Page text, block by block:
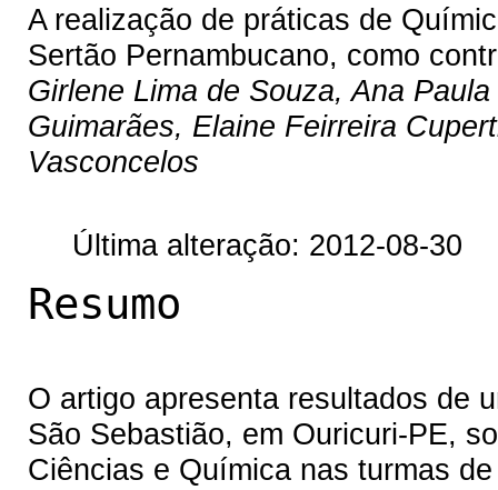
A realização de práticas de
Sertão Pernambucano, como
Girlene Lima de Souza, Ana
Guimarães, Elaine Feirreira
Vasconcelos
Última alteração: 2012-08-30
Resumo
O artigo apresenta resultados de
São Sebastião, em Ouricuri-PE,
Ciências e Química nas turmas